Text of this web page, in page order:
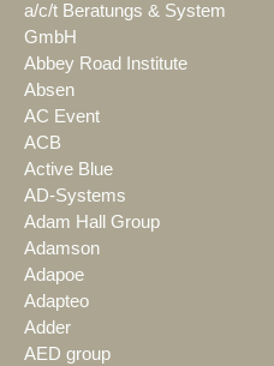
a/c/t Beratungs & System
GmbH
Abbey Road Institute
Absen
AC Event
ACB
Active Blue
AD-Systems
Adam Hall Group
Adamson
Adapoe
Adapteo
Adder
AED group